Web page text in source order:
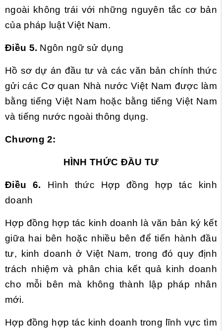
ngoài không trái với những nguyên tắc cơ bản
của pháp luật Việt Nam.
Điều 5. Ngôn ngữ sử dụng
Hồ sơ dự án đầu tư và các văn bản chính thức
gửi các Cơ quan Nhà nước Việt Nam được làm
bằng tiếng Việt Nam hoặc bằng tiếng Việt Nam
và tiếng nước ngoài thông dụng.
Chương 2:
HÌNH THỨC ĐẦU TƯ
Điều 6. Hình thức Hợp đồng hợp tác kinh
doanh
Hợp đồng hợp tác kinh doanh là văn bản ký kết
giữa hai bên hoặc nhiều bên để tiến hành đầu
tư, kinh doanh ở Việt Nam, trong đó quy định
trách nhiệm và phân chia kết quả kinh doanh
cho mỗi bên mà không thành lập pháp nhân
mới.
Hợp đồng hợp tác kinh doanh trong lĩnh vực tìm